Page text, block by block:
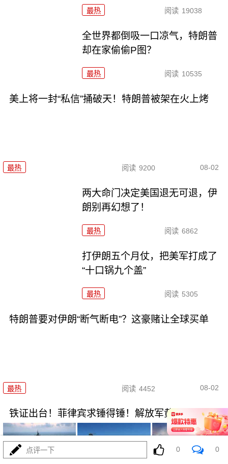
最热 阅读 19038
全世界都倒吸一口凉气，特朗普
却在家偷偷P图？
最热 阅读 10535
美上将一封“私信”捅破天！特朗普被架在火上烤
最热 阅读 9200 08-02
两大命门决定美国退无可退，伊
朗别再幻想了！
最热 阅读 6862
打伊朗五个月仗，把美军打成了
“十口锅九个盖”
最热 阅读 5305
特朗普要对伊朗“断气断电”？这豪赌让全球买单
最热 阅读 4452 08-02
铁证出台！菲律宾求锤得锤！解放军黄岩岛亮剑
点评一下 0 0